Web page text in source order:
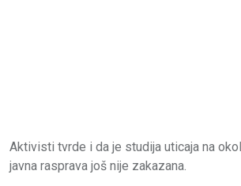
Aktivisti tvrde i da je studija uticaja na
javna rasprava još nije zakazana.